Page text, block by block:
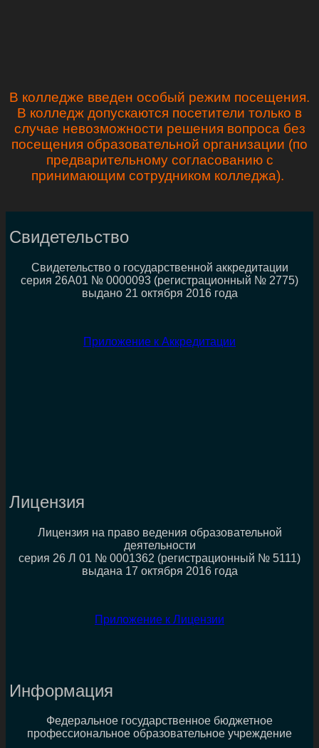
В колледже введен особый режим посещения.
В колледж допускаются посетители только в
случае невозможности решения вопроса без
посещения образовательной организации (по
предварительному согласованию с
принимающим сотрудником колледжа).
Свидетельство
Свидетельство о государственной аккредитации
серия 26А01 № 0000093 (регистрационный № 2775)
выдано 21 октября 2016 года
Приложение к Аккредитации
Лицензия
Лицензия на право ведения образовательной
деятельности
серия 26 Л 01 № 0001362 (регистрационный № 5111)
выдана 17 октября 2016 года
Приложение к Лицензии
Информация
Федеральное государственное бюджетное
профессиональное образовательное учреждение